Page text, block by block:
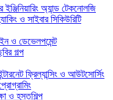
ইঞ্জিনিয়ারিং অ্যান্ড টেকনোলজি
ও সাইবার সিকিউরিটি
ও ডেভেলপমেন্ট
গল্প
ফ্রিল্যান্সিং ও আউটসোর্সিং
ও হস্তশিল্প